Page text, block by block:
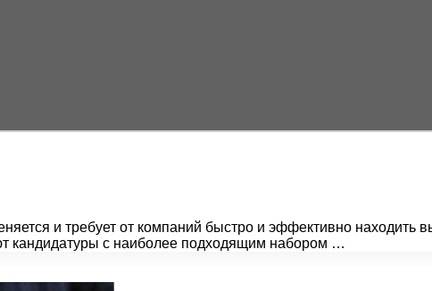
и требует от компаний быстро и эффективно
кандидатуры с наиболее подходящим набором …